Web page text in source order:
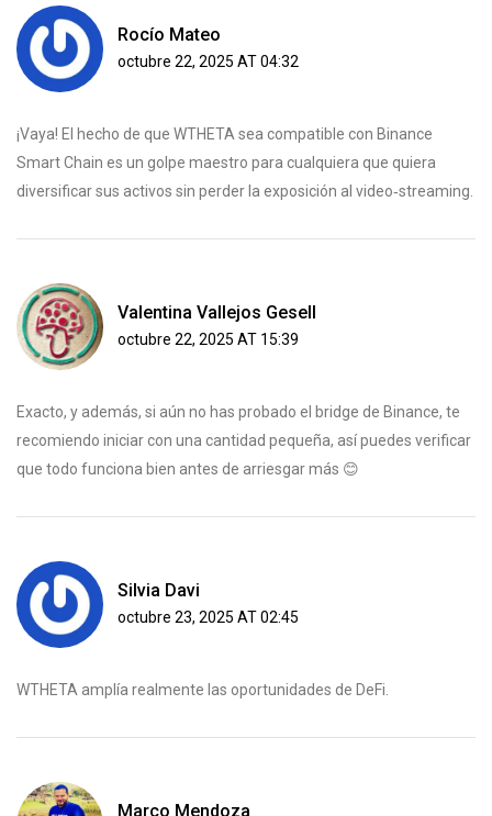
Rocío Mateo
octubre 22, 2025 AT 04:32
¡Vaya! El hecho de que WTHETA sea compatible con Binance
Smart Chain es un golpe maestro para cualquiera que quiera
diversificar sus activos sin perder la exposición al video‑streaming.
Valentina Vallejos Gesell
octubre 22, 2025 AT 15:39
Exacto, y además, si aún no has probado el bridge de Binance, te
recomiendo iniciar con una cantidad pequeña, así puedes verificar
que todo funciona bien antes de arriesgar más 😊
Silvia Davi
octubre 23, 2025 AT 02:45
WTHETA amplía realmente las oportunidades de DeFi.
Marco Mendoza